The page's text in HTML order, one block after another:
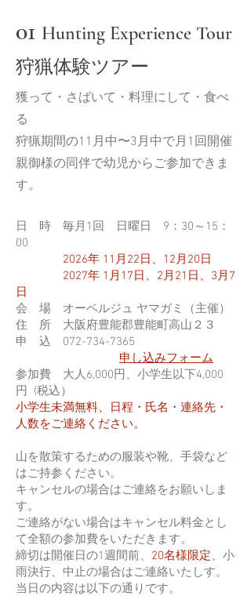
01 Hunting Experience Tour
狩猟体験ツアー
獲って・さばいて・料理にして・食べ
る
狩猟期間の11月中〜3月中で月1回開催
親御様の同伴で幼児からご参加できま
す。
日 時 毎月1回 日曜日 9：30～15：
00
2026年 11月22日、12月20日
2027年 1月17日、2月21日、3月7
日
会 場 オーベルジュ ヤマガミ（主催）
住 所 大阪府豊能郡豊能町高山２３
申 込 072-734-7365
申し込みフォーム
参加費 大人6,000円、小学生以下4,000
円 (税込）
小学生未満無料、
日程・氏名・連絡先・
人数をご連絡ください。
山を散策するための服装や靴、手袋など
はご持参ください。
キャンセルの場合はご連絡をお願いしま
す。
ご連絡がない場合はキャンセル料金とし
て全額の参加費をいただきます。
締切は開催日の1週間前、 20名様限定、小
雨決行、中止の場合はご連絡いたしす。
当日の内容は以下の通りです。